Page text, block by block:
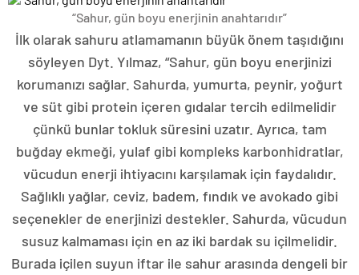
“Sahur, gün boyu enerjinin anahtarıdır”
İlk olarak sahuru atlamamanın büyük önem taşıdığını
söyleyen Dyt. Yılmaz, “Sahur, gün boyu enerjinizi
korumanızı sağlar. Sahurda, yumurta, peynir, yoğurt
ve süt gibi protein içeren gıdalar tercih edilmelidir
çünkü bunlar tokluk süresini uzatır. Ayrıca, tam
buğday ekmeği, yulaf gibi kompleks karbonhidratlar,
vücudun enerji ihtiyacını karşılamak için faydalıdır.
Sağlıklı yağlar, ceviz, badem, fındık ve avokado gibi
seçenekler de enerjinizi destekler. Sahurda, vücudun
susuz kalmaması için en az iki bardak su içilmelidir.
Burada içilen suyun iftar ile sahur arasında dengeli bir